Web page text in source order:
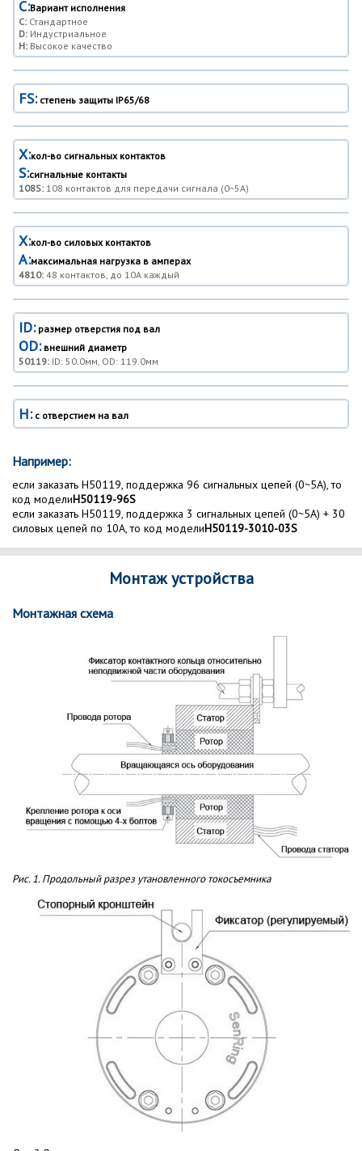
C:Вариант исполнения
C: Стандартное
D: Индустриальное
H: Высокое качество
FS:степень защиты IP65/68
X:кол-во сигнальных контактов
S:сигнальные контакты
108S: 108 контактов для передачи сигнала (0~5A)
X:кол-во силовых контактов
A:максимальная нагрузка в амперах
4810: 48 контактов, до 10A каждый
ID:размер отверстия под вал
OD:внешний диаметр
50119: ID: 50.0мм, OD: 119.0мм
H:с отверстием на вал
Например:
если заказать H50119, поддержка 96 сигнальных цепей (0~5A), то
код моделиH50119-96S
если заказать H50119, поддержка 3 сигнальных цепей (0~5A) + 30
силовых цепей по 10A, то код моделиH50119-3010-03S
Монтаж устройства
Монтажная схема
Рис. 1. Продольный разрез утановленного токосъемника